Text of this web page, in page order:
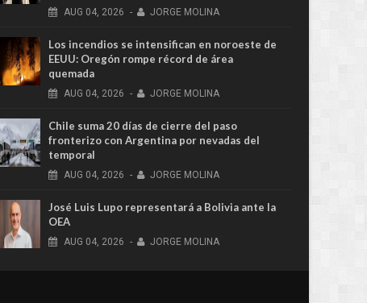
AUG 04, 2026 - JORGE MOLINA
Los incendios se intensifican en noroeste de
EEUU: Oregón rompe récord de área
quemada
AUG 04, 2026 - JORGE MOLINA
Chile suma 20 días de cierre del paso
fronterizo con Argentina por nevadas del
temporal
AUG 04, 2026 - JORGE MOLINA
José Luis Lupo representará a Bolivia ante la
OEA
AUG 04, 2026 - JORGE MOLINA